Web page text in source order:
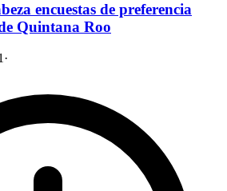
encuestas de preferencia
Quintana Roo
·